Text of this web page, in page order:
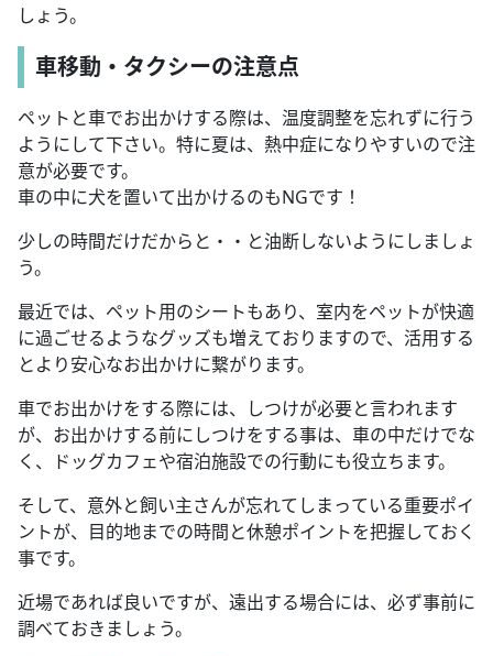
しょう。
車移動・タクシーの注意点
ペットと車でお出かけする際は、温度調整を忘れずに行う
ようにして下さい。特に夏は、熱中症になりやすいので注
意が必要です。
車の中に犬を置いて出かけるのもNGです！
少しの時間だけだからと・・と油断しないようにしましょ
う。
最近では、ペット用のシートもあり、室内をペットが快適
に過ごせるようなグッズも増えておりますので、活用する
とより安心なお出かけに繋がります。
車でお出かけをする際には、しつけが必要と言われます
が、お出かけする前にしつけをする事は、車の中だけでな
く、ドッグカフェや宿泊施設での行動にも役立ちます。
そして、意外と飼い主さんが忘れてしまっている重要ポイ
ントが、目的地までの時間と休憩ポイントを把握しておく
事です。
近場であれば良いですが、遠出する場合には、必ず事前に
調べておきましょう。